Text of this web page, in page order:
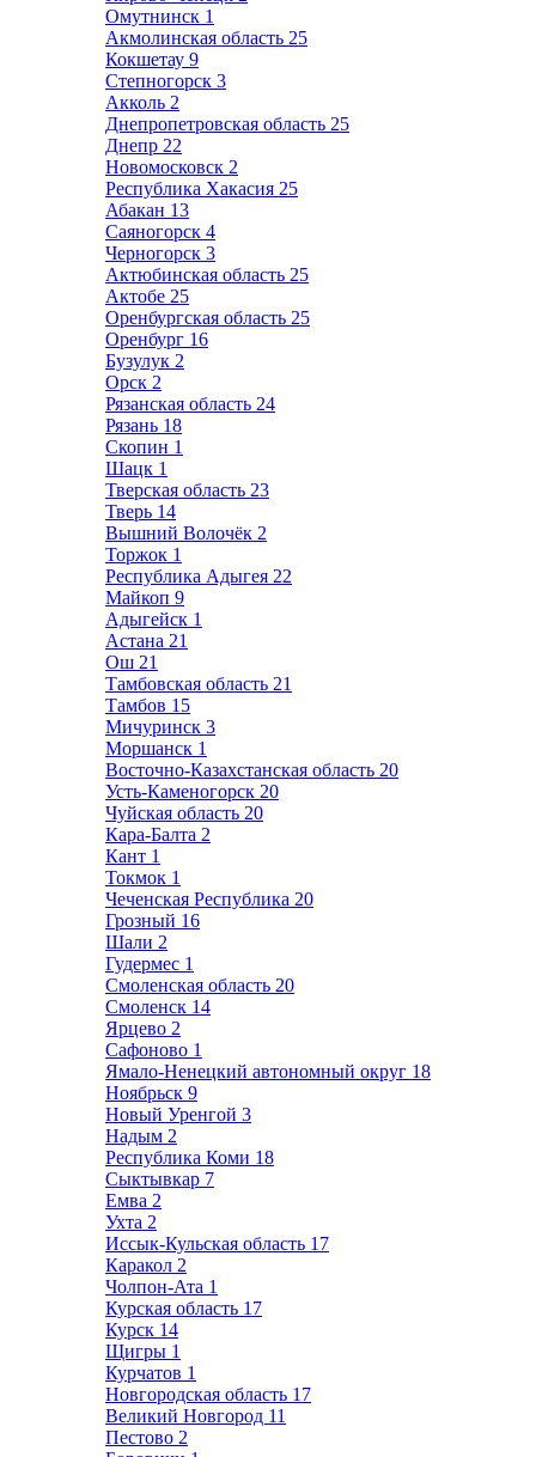
Омутнинск 1
Акмолинская область 25
Кокшетау 9
Степногорск 3
Акколь 2
Днепропетровская область 25
Днепр 22
Новомосковск 2
Республика Хакасия 25
Абакан 13
Саяногорск 4
Черногорск 3
Актюбинская область 25
Актобе 25
Оренбургская область 25
Оренбург 16
Бузулук 2
Орск 2
Рязанская область 24
Рязань 18
Скопин 1
Шацк 1
Тверская область 23
Тверь 14
Вышний Волочёк 2
Торжок 1
Республика Адыгея 22
Майкоп 9
Адыгейск 1
Астана 21
Ош 21
Тамбовская область 21
Тамбов 15
Мичуринск 3
Моршанск 1
Восточно-Казахстанская область 20
Усть-Каменогорск 20
Чуйская область 20
Кара-Балта 2
Кант 1
Токмок 1
Чеченская Республика 20
Грозный 16
Шали 2
Гудермес 1
Смоленская область 20
Смоленск 14
Ярцево 2
Сафоново 1
Ямало-Ненецкий автономный округ 18
Ноябрьск 9
Новый Уренгой 3
Надым 2
Республика Коми 18
Сыктывкар 7
Емва 2
Ухта 2
Иссык-Кульская область 17
Каракол 2
Чолпон-Ата 1
Курская область 17
Курск 14
Щигры 1
Курчатов 1
Новгородская область 17
Великий Новгород 11
Пестово 2